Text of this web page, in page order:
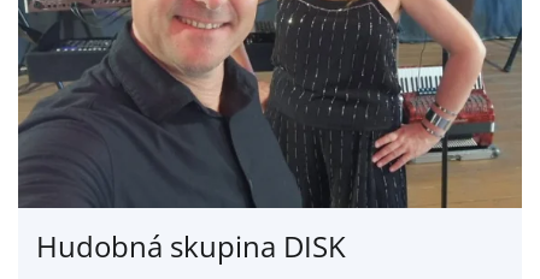
Hudobná skupina DISK